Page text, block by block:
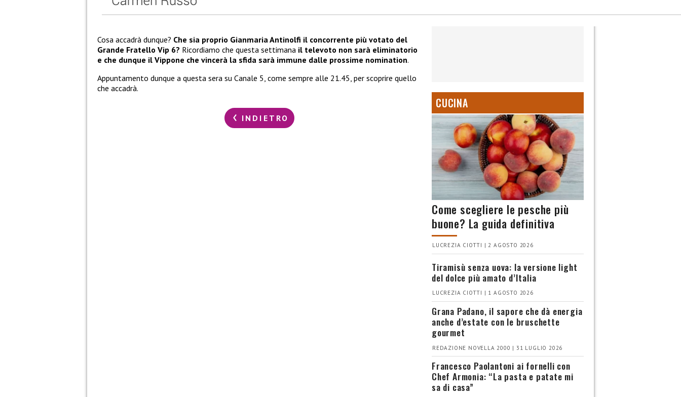
Cosa accadrà dunque? Che sia proprio Gianmaria Antinolfi il concorrente più votato del
Grande Fratello Vip 6? Ricordiamo che questa settimana il televoto non sarà eliminatorio
e che dunque il Vippone che vincerà la sfida sarà immune dalle prossime nomination.
Appuntamento dunque a questa sera su Canale 5, come sempre alle 21.45, per scoprire quello
che accadrà.
INDIETRO
CUCINA
Come scegliere le pesche più
buone? La guida definitiva
LUCREZIA CIOTTI | 2 AGOSTO 2026
Tiramisù senza uova: la versione light
del dolce più amato d’Italia
LUCREZIA CIOTTI | 1 AGOSTO 2026
Grana Padano, il sapore che dà energia
anche d’estate con le bruschette
gourmet
REDAZIONE NOVELLA 2000 | 31 LUGLIO 2026
Francesco Paolantoni ai fornelli con
Chef Armonia: “La pasta e patate mi
sa di casa”